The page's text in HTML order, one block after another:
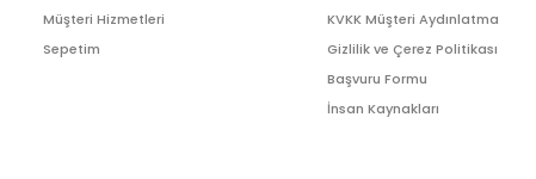
Müşteri Hizmetleri
Sepetim
KVKK Müşteri Aydınlatma
Gizlilik ve Çerez Politikası
Başvuru Formu
İnsan Kaynakları